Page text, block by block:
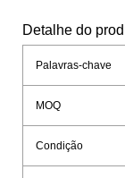
Detalhe do
Palavras-chave
MOQ
Condição